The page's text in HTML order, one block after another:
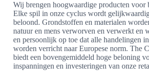
Wij brengen hoogwaardige producten voor
Elke spil in onze cyclus wordt
beloond. Grondstoffen en materialen
natuur en mens verworven en verwerkt en
en persoonlijk op toe dat alle handelingen
worden verricht naar Europese norm. The
biedt een bovengemiddeld hoge beloning
inspanningen en investeringen van onze